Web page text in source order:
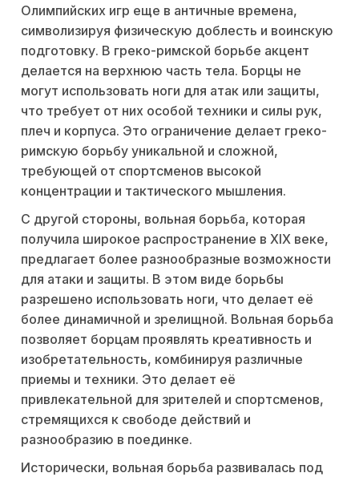
Олимпийских игр еще в античные времена,
символизируя физическую доблесть и воинскую
подготовку. В греко-римской борьбе акцент
делается на верхнюю часть тела. Борцы не
могут использовать ноги для атак или защиты,
что требует от них особой техники и силы рук,
плеч и корпуса. Это ограничение делает греко-
римскую борьбу уникальной и сложной,
требующей от спортсменов высокой
концентрации и тактического мышления.
С другой стороны, вольная борьба, которая
получила широкое распространение в XIX веке,
предлагает более разнообразные возможности
для атаки и защиты. В этом виде борьбы
разрешено использовать ноги, что делает её
более динамичной и зрелищной. Вольная борьба
позволяет борцам проявлять креативность и
изобретательность, комбинируя различные
приемы и техники. Это делает её
привлекательной для зрителей и спортсменов,
стремящихся к свободе действий и
разнообразию в поединке.
Исторически, вольная борьба развивалась под